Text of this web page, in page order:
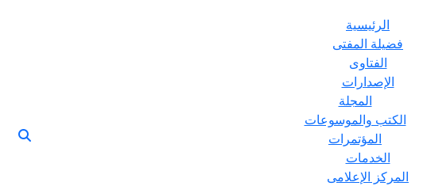
الرئيسية
فضيلة المفتى
الفتاوى
الإصدارات
المجلة
الكتب والموسوعات
المؤتمرات
الخدمات
المركز الإعلامى